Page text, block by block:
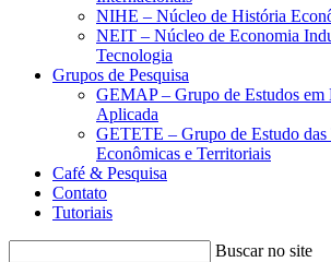
NIHE – Núcleo de História
NEIT – Núcleo de Economia
Tecnologia
Grupos de Pesquisa
GEMAP – Grupo de Estudos em
Aplicada
GETETE – Grupo de Estudo das
Econômicas e Territoriais
Café & Pesquisa
Contato
Tutoriais
Buscar no site